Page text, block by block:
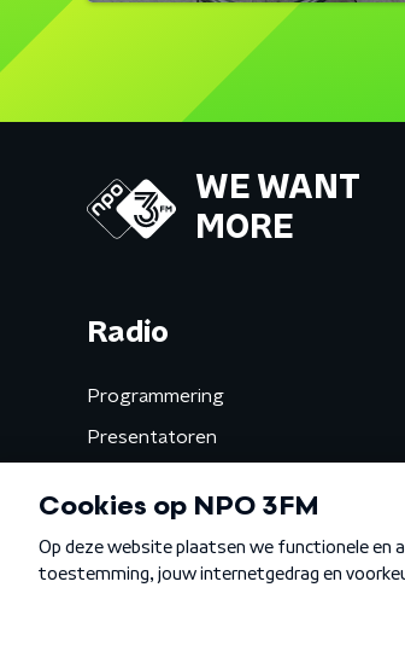
WE WANT
MORE
Radio
Programmering
Presentatoren
Gemist
Algemene voorwaarden Privacybeleid